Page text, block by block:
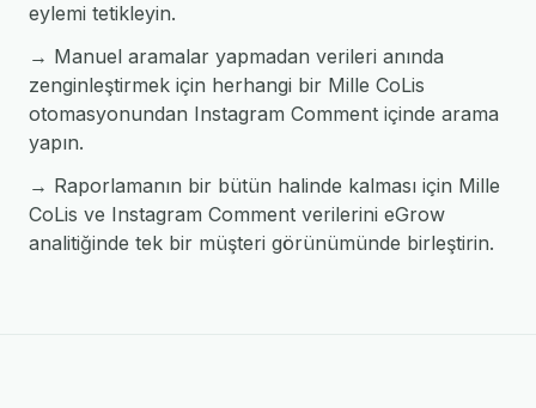
eylemi tetikleyin.
→ Manuel aramalar yapmadan verileri anında
zenginleştirmek için herhangi bir Mille CoLis
otomasyonundan Instagram Comment içinde arama
yapın.
→ Raporlamanın bir bütün halinde kalması için Mille
CoLis ve Instagram Comment verilerini eGrow
analitiğinde tek bir müşteri görünümünde birleştirin.